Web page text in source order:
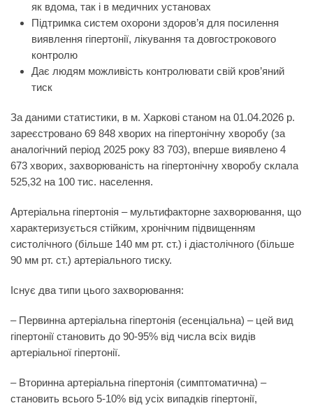
як вдома, так і в медичних установах
Підтримка систем охорони здоров’я для посилення
виявлення гіпертонії, лікування та довгострокового
контролю
Дає людям можливість контролювати свій кров’яний
тиск
За даними статистики, в м. Харкові станом на 01.04.2026 р.
зареєстровано 69 848 хворих на гіпертонічну хворобу (за
аналогічний період 2025 року 83 703), вперше виявлено 4
673 хворих, захворюваність на гіпертонічну хворобу склала
525,32 на 100 тис. населення.
Артеріальна гіпертонія – мультифакторне захворювання, що
характеризується стійким, хронічним підвищенням
систолічного (більше 140 мм рт. ст.) і діастолічного (більше
90 мм рт. ст.) артеріального тиску.
Існує два типи цього захворювання:
– Первинна артеріальна гіпертонія (есенціальна) – цей вид
гіпертонії становить до 90-95% від числа всіх видів
артеріальної гіпертонії.
– Вторинна артеріальна гіпертонія (симптоматична) –
становить всього 5-10% від усіх випадків гіпертонії,